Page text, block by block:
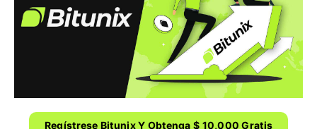
Regístrese Bitunix Y Obtenga $ 10,000 Gratis